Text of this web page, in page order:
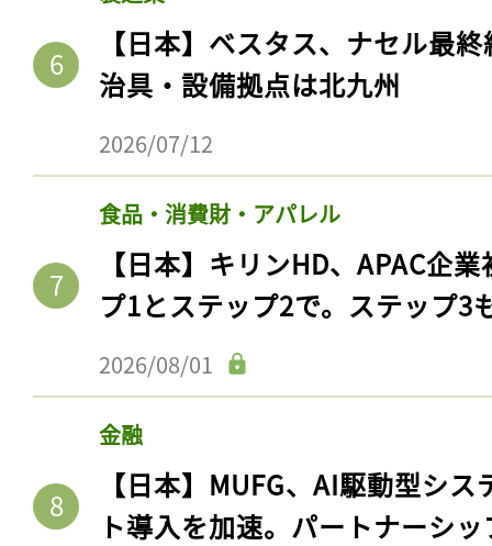
【日本】ベスタス、ナセル最
治具・設備拠点は北九州
2026/07/12
食品・消費財・アパレル
【日本】キリンHD、APAC企
プ1とステップ2で。ステップ3
2026/08/01
金融
【日本】MUFG、AI駆動型シ
ト導入を加速。パートナーシ